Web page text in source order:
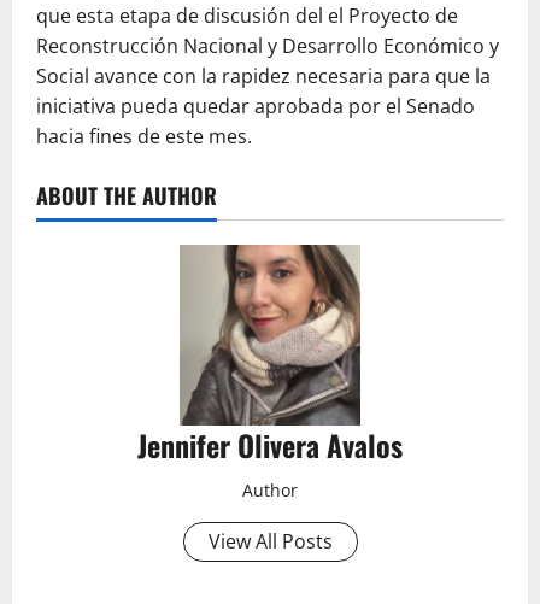
que esta etapa de discusión del el Proyecto de
Reconstrucción Nacional y Desarrollo Económico y
Social avance con la rapidez necesaria para que la
iniciativa pueda quedar aprobada por el Senado
hacia fines de este mes.
ABOUT THE AUTHOR
Jennifer Olivera Avalos
Author
View All Posts